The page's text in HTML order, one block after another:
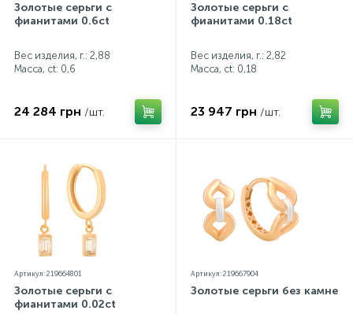
Золотые серьги с
фианитами 0.6ct
Вес изделия, г.: 2,88
Масса, ct: 0,6
24 284 грн /шт.
Золотые серьги с
фианитами 0.18ct
Вес изделия, г.: 2,82
Масса, ct: 0,18
23 947 грн /шт.
Артикул: 219664801
Золотые серьги с
фианитами 0.02ct
Артикул: 219667904
Золотые серьги без камней